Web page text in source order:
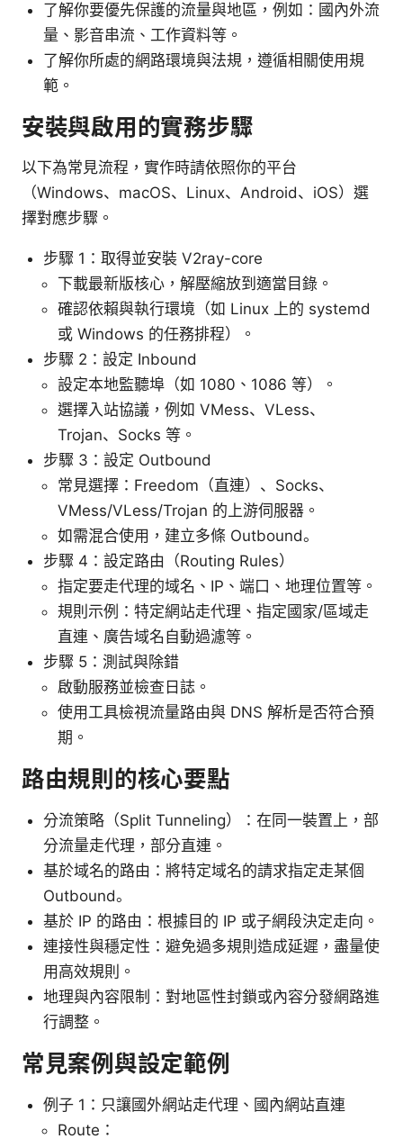
了解你要優先保護的流量與地區，例如：國內外流
量、影音串流、工作資料等。
了解你所處的網路環境與法規，遵循相關使用規
範。
安裝與啟用的實務步驟
以下為常見流程，實作時請依照你的平台
（Windows、macOS、Linux、Android、iOS）選
擇對應步驟。
步驟 1：取得並安裝 V2ray-core
下載最新版核心，解壓縮放到適當目錄。
確認依賴與執行環境（如 Linux 上的 systemd
或 Windows 的任務排程）。
步驟 2：設定 Inbound
設定本地監聽埠（如 1080、1086 等）。
選擇入站協議，例如 VMess、VLess、
Trojan、Socks 等。
步驟 3：設定 Outbound
常見選擇：Freedom（直連）、Socks、
VMess/VLess/Trojan 的上游伺服器。
如需混合使用，建立多條 Outbound。
步驟 4：設定路由（Routing Rules）
指定要走代理的域名、IP、端口、地理位置等。
規則示例：特定網站走代理、指定國家/區域走
直連、廣告域名自動過濾等。
步驟 5：測試與除錯
啟動服務並檢查日誌。
使用工具檢視流量路由與 DNS 解析是否符合預
期。
路由規則的核心要點
分流策略（Split Tunneling）：在同一裝置上，部
分流量走代理，部分直連。
基於域名的路由：將特定域名的請求指定走某個
Outbound。
基於 IP 的路由：根據目的 IP 或子網段決定走向。
連接性與穩定性：避免過多規則造成延遲，盡量使
用高效規則。
地理與內容限制：對地區性封鎖或內容分發網路進
行調整。
常見案例與設定範例
例子 1：只讓國外網站走代理、國內網站直連
Route：